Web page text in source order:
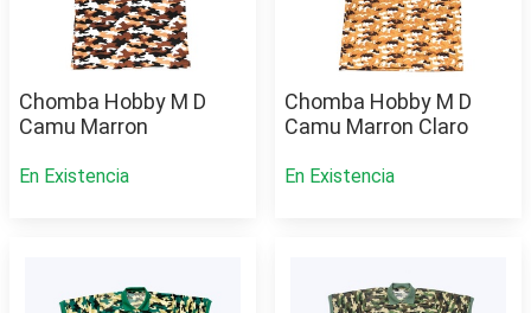
Chomba Hobby M D
Camu Marron
En Existencia
Chomba Hobby M D
Camu Marron Claro
En Existencia